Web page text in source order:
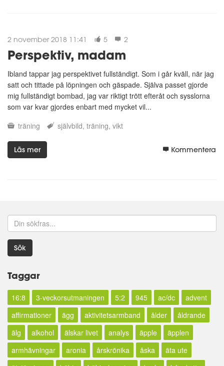
2 november 2018 11:41 5 2
Perspektiv, madam
Ibland tappar jag perspektivet fullständigt. Som i går kväll, när jag
satt och tittade på löpningen och gäspade. Själva passet gjorde
mig fullständigt bombad, jag var riktigt trött efteråt och sysslorna
som var kvar gjordes enbart med mycket vil...
träning
självbild träning vikt
Läs mer Kommentera
Sök
Taggar
16:8 3-veckorsutmaningen 5:2 945 ac/dc
advent
affirmationer
ägg aktivitetsarmband ålder
åldrande
älg
alkohol älskar livet analys äpple
äpplen
armhävningar
aronia årskrönika åska
äta ute